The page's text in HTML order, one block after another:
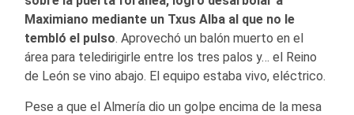
Maximiano mediante un Txus Alba al que no le
tembló el pulso. Aprovechó un balón muerto en el
área para teledirigirle entre los tres palos y… el Reino
de León se vino abajo. El equipo estaba vivo, eléctrico.
Pese a que el Almería dio un golpe encima de la mesa